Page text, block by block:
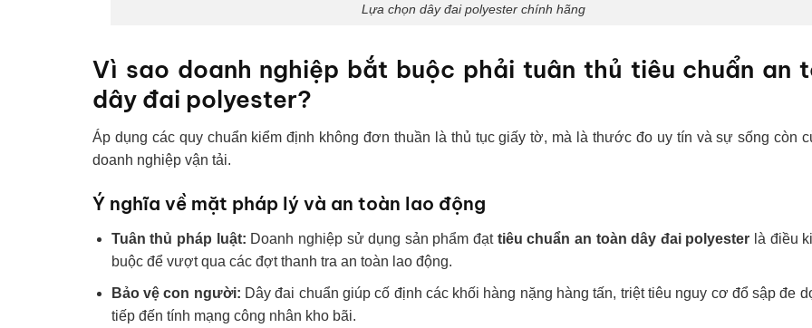
Lựa chọn dây đai polyester chính hãng
Vì sao doanh nghiệp bắt buộc phải tuân thủ tiêu chuẩn an
dây đai polyester?
Áp dụng các quy chuẩn kiểm định không đơn thuần là thủ tục giấy tờ, mà là thước đo uy tín và sự sống còn
doanh nghiệp vận tải.
Ý nghĩa về mặt pháp lý và an toàn lao động
Tuân thủ pháp luật: Doanh nghiệp sử dụng sản phẩm đạt tiêu chuẩn an toàn dây đai polyester là điều
buộc để vượt qua các đợt thanh tra an toàn lao động.
Bảo vệ con người: Dây đai chuẩn giúp cố định các khối hàng nặng hàng tấn, triệt tiêu nguy cơ đổ sập đe
tiếp đến tính mạng công nhân kho bãi.